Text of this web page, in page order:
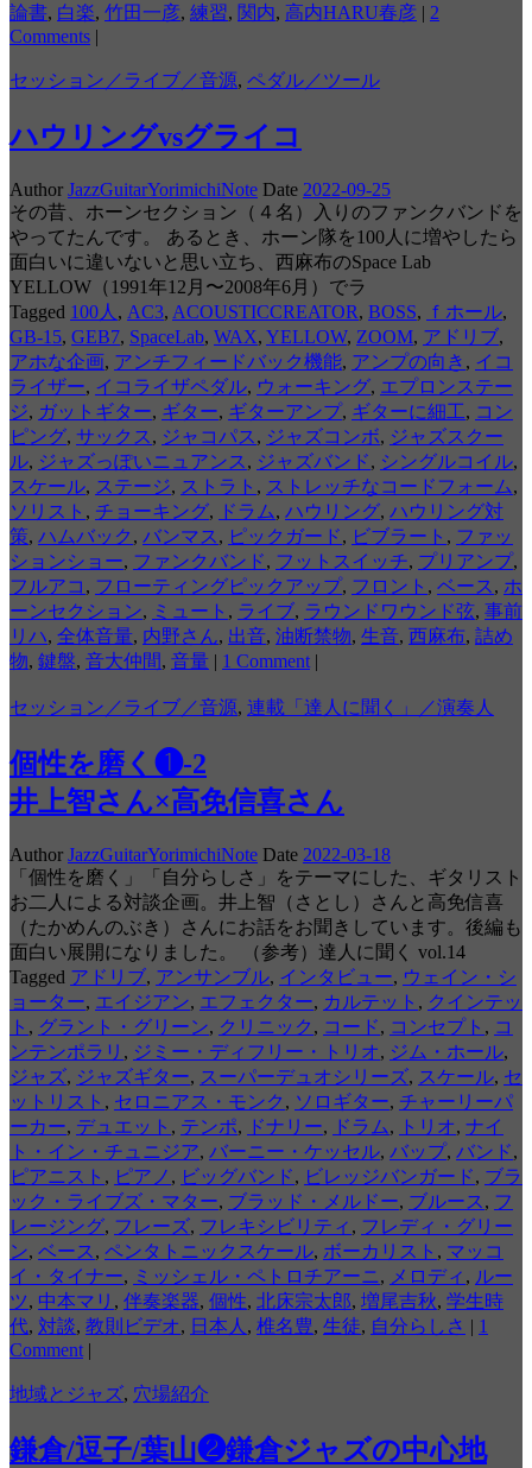
論書, 白楽, 竹田一彦, 練習, 関内, 高内HARU春彦 | 2
Comments |
セッション／ライブ／音源, ペダル／ツール
ハウリングvsグライコ
Author JazzGuitarYorimichiNote Date 2022-09-25
その昔、ホーンセクション（４名）入りのファンクバンドを
やってたんです。 あるとき、ホーン隊を100人に増やしたら
面白いに違いないと思い立ち、西麻布のSpace Lab
YELLOW（1991年12月〜2008年6月）でラ
Tagged 100人 , AC3, ACOUSTICCREATOR, BOSS, ｆホール,
GB-15, GEB7, SpaceLab, WAX, YELLOW, ZOOM, アドリブ,
アホな企画, アンチフィードバック機能, アンプの向き , イコ
ライザー, イコライザペダル, ウォーキング, エプロンステー
ジ, ガットギター, ギター, ギターアンプ, ギターに細工, コン
ピング, サックス , ジャコパス , ジャズコンボ, ジャズスクー
ル, ジャズっぽいニュアンス , ジャズバンド, シングルコイル,
スケール, ステージ, ストラト , ストレッチなコードフォーム,
ソリスト , チョーキング, ドラム, ハウリング, ハウリング対
策, ハムバック , バンマス , ピックガード, ビブラート , ファッ
ションショー, ファンクバンド, フットスイッチ, プリアンプ,
フルアコ , フローティングピックアップ, フロント , ベース , ホ
ーンセクション, ミュート , ライブ, ラウンドワウンド弦, 事前
リハ, 全体音量, 内野さん, 出音, 油断禁物, 生音, 西麻布, 詰め
物, 鍵盤, 音大仲間, 音量 | 1 Comment |
セッション／ライブ／音源, 連載「達人に聞く」／演奏人
個性を磨く❶-2
井上智さん×高免信喜さん
Author JazzGuitarYorimichiNote Date 2022-03-18
「個性を磨く」「自分らしさ」をテーマにした、ギタリスト
お二人による対談企画。井上智（さとし）さんと高免信喜
（たかめんのぶき）さんにお話をお聞きしています。後編も
面白い展開になりました。 （参考）達人に聞く vol.14
Tagged アドリブ, アンサンブル, インタビュー, ウェイン・シ
ョーター, エイジアン, エフェクター, カルテット , クインテッ
ト , グラント・グリーン, クリニック , コード, コンセプト , コ
ンテンポラリ , ジミー・ディフリー・トリオ, ジム・ホール,
ジャズ, ジャズギター, スーパーデュオシリーズ, スケール, セ
ットリスト , セロニアス・モンク , ソロギター, チャーリーパ
ーカー, デュエット , テンポ, ドナリー, ドラム, トリオ, ナイ
ト・イン・チュニジア, バーニー・ケッセル, バップ, バンド,
ピアニスト , ピアノ , ビッグバンド, ビレッジバンガード, ブラ
ック・ライブズ・マター, ブラッド・メルドー, ブルース , フ
レージング, フレーズ, フレキシビリティ , フレディ・グリー
ン, ベース , ペンタトニックスケール, ボーカリスト , マッコ
イ・タイナー, ミッシェル・ペトロチアーニ, メロディ , ルー
ツ, 中本マリ , 伴奏楽器, 個性, 北床宗太郎, 増尾吉秋, 学生時
代, 対談, 教則ビデオ, 日本人 , 椎名豊, 生徒, 自分らしさ | 1
Comment |
地域とジャズ, 穴場紹介
鎌倉/逗子/葉山❷鎌倉ジャズの中心地